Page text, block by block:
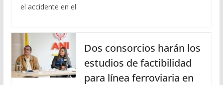
el accidente en el
Dos consorcios harán los
estudios de factibilidad
para línea ferroviaria en